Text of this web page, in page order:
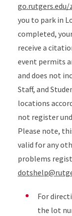
go.rutgers.edu/
you to park in
completed,
receive a
event permits
and does not
Staff, and
locations
not register
Please note,
valid for any
problems
For
the lot